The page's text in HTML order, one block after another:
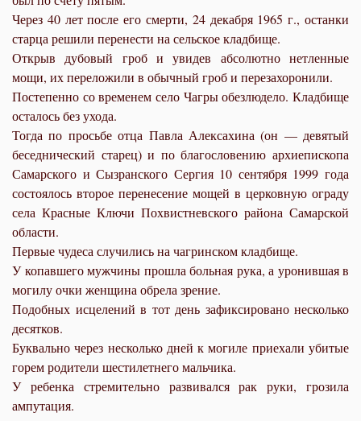
Через 40 лет после его смерти, 24 декабря 1965 г., останки
старца решили перенести на сельское кладбище.
Открыв дубовый гроб и увидев абсолютно нетленные
мощи, их переложили в обычный гроб и перезахоронили.
Постепенно со временем село Чагры обезлюдело. Кладбище
осталось без ухода.
Тогда по просьбе отца Павла Алексахина (он — девятый
беседнический старец) и по благословению архиепископа
Самарского и Сызранского Сергия 10 сентября 1999 года
состоялось второе перенесение мощей в церковную ограду
села Красные Ключи Похвистневского района Самарской
области.
Первые чудеса случились на чагринском кладбище.
У копавшего мужчины прошла больная рука, а уронившая в
могилу очки женщина обрела зрение.
Подобных исцелений в тот день зафиксировано несколько
десятков.
Буквально через несколько дней к могиле приехали убитые
горем родители шестилетнего мальчика.
У ребенка стремительно развивался рак руки, грозила
ампутация.